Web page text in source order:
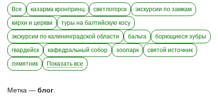
Все казарма кронпринц светлогорск
экскурсии по замкам
кирхи и церкви
туры на балтийскую косу
экскурсии по калининградской области
бальга
борющиеся зубры
гвардейск
кафедральный собор зоопарк
святой источник
пямятник
Показать все
Метка — блог